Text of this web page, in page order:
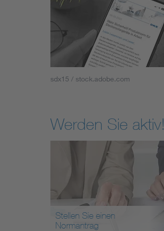
sdx15 / stock.adobe.com
Werden Sie aktiv!
Stellen Sie einen
Normantrag